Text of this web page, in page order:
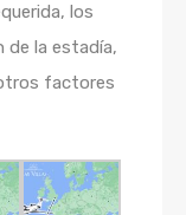
los
de la estadía,
factores